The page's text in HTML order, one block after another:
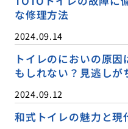
な修理方法
2024.09.14
トイレのにおいの原
もしれない？見逃しが
2024.09.12
和式トイレの魅力と現